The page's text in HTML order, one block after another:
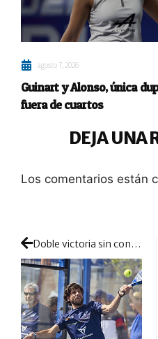
agosto 7, 2026
Guinart y Alonso, única
fuera de cuartos
DEJA UNA
Los comentarios están
Doble victoria sin concesiones para iniciar la defensa del título en el Mundial de Veteranos